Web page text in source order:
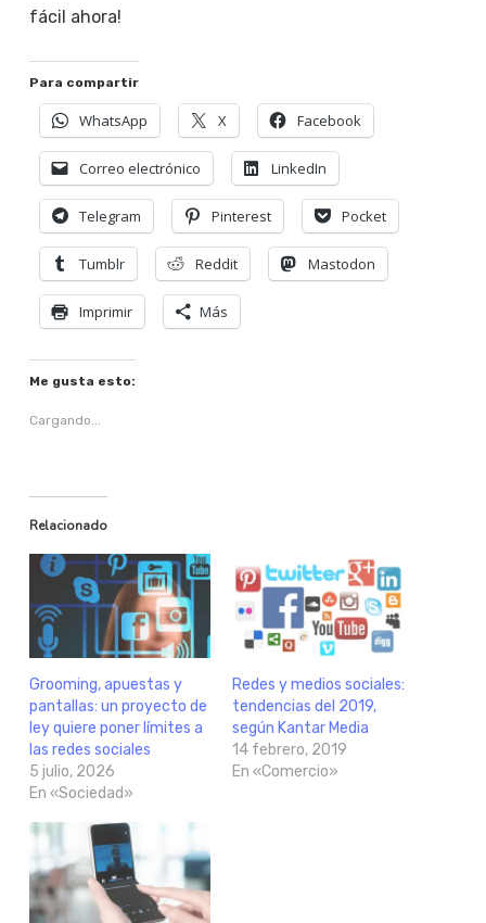
fácil ahora!
Para compartir
WhatsApp X Facebook
Correo electrónico LinkedIn
Telegram Pinterest Pocket
Tumblr Reddit Mastodon
Imprimir Más
Me gusta esto:
Cargando...
Relacionado
Grooming, apuestas y
pantallas: un proyecto de
ley quiere poner límites a
las redes sociales
5 julio, 2026
En «Sociedad»
Redes y medios sociales:
tendencias del 2019,
según Kantar Media
14 febrero, 2019
En «Comercio»